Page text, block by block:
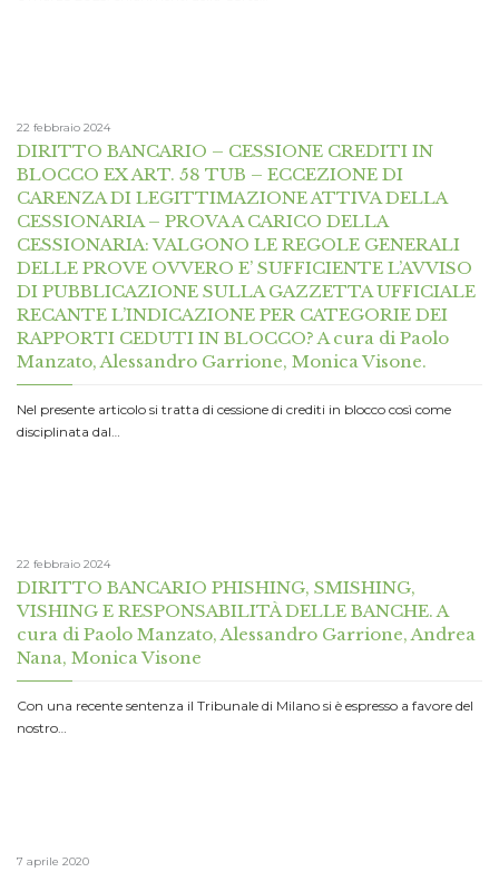
22 febbraio 2024
DIRITTO BANCARIO – CESSIONE CREDITI IN
BLOCCO EX ART. 58 TUB – ECCEZIONE DI
CARENZA DI LEGITTIMAZIONE ATTIVA DELLA
CESSIONARIA – PROVA A CARICO DELLA
CESSIONARIA: VALGONO LE REGOLE GENERALI
DELLE PROVE OVVERO E’ SUFFICIENTE L’AVVISO
DI PUBBLICAZIONE SULLA GAZZETTA UFFICIALE
RECANTE L’INDICAZIONE PER CATEGORIE DEI
RAPPORTI CEDUTI IN BLOCCO? A cura di Paolo
Manzato, Alessandro Garrione, Monica Visone.
Nel presente articolo si tratta di cessione di crediti in blocco così come
disciplinata dal…
22 febbraio 2024
DIRITTO BANCARIO PHISHING, SMISHING,
VISHING E RESPONSABILITÀ DELLE BANCHE. A
cura di Paolo Manzato, Alessandro Garrione, Andrea
Nana, Monica Visone
Con una recente sentenza il Tribunale di Milano si è espresso a favore del
nostro…
7 aprile 2020